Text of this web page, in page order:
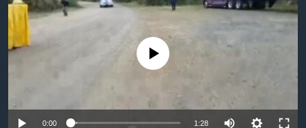
ເອເຊຍ
ອິດສະຫຼະພາບດ້ານການຂ່າວ
ຊີວິດຊາວລາວ
ວິທະຍາສາດ-ເທັກໂນໂລຈີ
No media source currently available
0:00 1:28